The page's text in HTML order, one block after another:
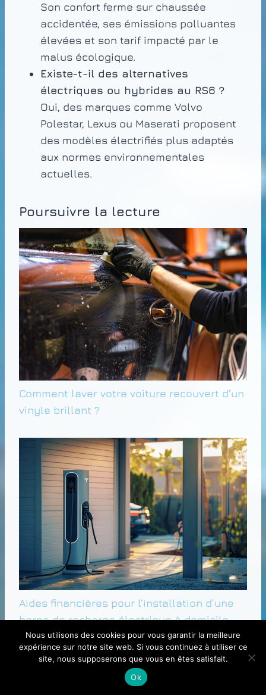
Son confort ferme sur chaussée
accidentée, ses émissions polluantes
élevées et son tarif impacté par le
malus écologique.
Existe-t-il des alternatives
électriques ou hybrides au RS6 ?
Oui, des marques comme Volvo
Polestar, Lexus ou Maserati proposent
des modèles électrifiés plus adaptés
aux normes environnementales
actuelles.
Poursuivre la lecture
Comment laver votre voiture recouvert d’un
vinyle brillant ?
Aides financières pour l’installation d’une
borne de recharge électrique à domicile
Nous utilisons des cookies pour vous garantir la meilleure
expérience sur notre site web. Si vous continuez à utiliser ce
site, nous supposerons que vous en êtes satisfait.
Ok